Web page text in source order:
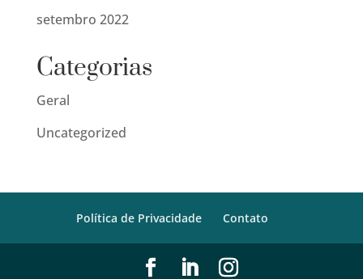
setembro 2022
Categorias
Geral
Uncategorized
Política de Privacidade Contato